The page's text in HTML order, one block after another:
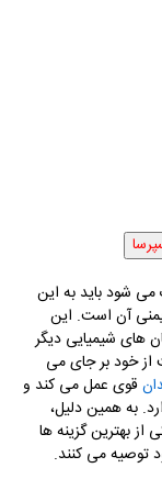
‌شود باید به این
آن است. این
های شیمیایی دیگر
از خود بر جای می‌
قوی عمل می‌ کند و
به همین دلیل،
بهترین گزینه ‌ها
توصیه می‌ کنند.